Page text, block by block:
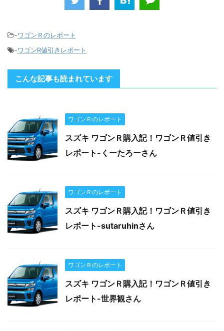
-ワゴンＲのレポート
-ワゴンR値引きレポート
こんな記事も読まれています
ワゴンＲのレポート
スズキ ワゴンＲ購入記！ワゴンＲ値引き
レポート-くーたろーさん
ワゴンＲのレポート
スズキ ワゴンＲ購入記！ワゴンＲ値引き
レポート-sutaruhinさん
ワゴンＲのレポート
スズキ ワゴンＲ購入記！ワゴンＲ値引き
レポート-世界観さん